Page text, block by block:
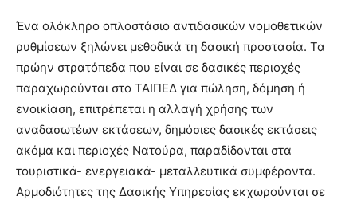
Ένα ολόκληρο οπλοστάσιο αντιδασικών νομοθετικών
ρυθμίσεων ξηλώνει μεθοδικά τη δασική προστασία. Τα
πρώην στρατόπεδα που είναι σε δασικές περιοχές
παραχωρούνται στο ΤΑΙΠΕΔ για πώληση, δόμηση ή
ενοικίαση, επιτρέπεται η αλλαγή χρήσης των
αναδασωτέων εκτάσεων, δημόσιες δασικές εκτάσεις
ακόμα και περιοχές Νατούρα, παραδίδονται στα
τουριστικά- ενεργειακά- μεταλλευτικά συμφέροντα.
Αρμοδιότητες της Δασικής Υπηρεσίας εκχωρούνται σε